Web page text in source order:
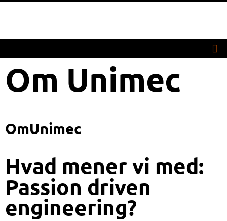
Om Unimec
OmUnimec
Hvad mener vi med:
Passion driven
engineering?